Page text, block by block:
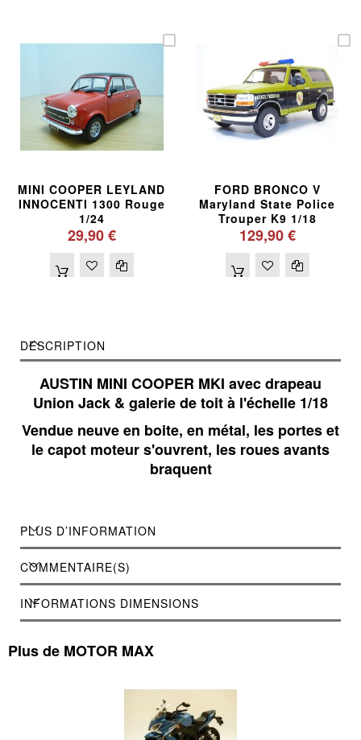
MINI COOPER LEYLAND
INNOCENTI 1300 Rouge
1/24
29,90 €
FORD BRONCO V
Maryland State Police
Trouper K9 1/18
129,90 €
DESCRIPTION
AUSTIN MINI COOPER MKI avec drapeau
Union Jack & galerie de toit à l'échelle 1/18
Vendue neuve en boite, en métal, les portes et
le capot moteur s'ouvrent, les roues avants
braquent
PLUS D’INFORMATION
COMMENTAIRE(S)
INFORMATIONS DIMENSIONS
Plus de MOTOR MAX